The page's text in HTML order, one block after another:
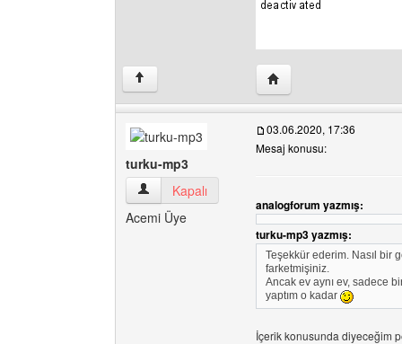
↑ Yazarın web sitesini
turku-mp3
turku-mp3 Kullanıcının profilini görüntüle
Kapalı
Acemi Üye
03.06.2020, 17:36
Mesaj konusu:
analogforum yazmış:
turku-mp3 yazmış:
Teşekkür ederim. Nasıl bir
farketmişiniz.
Ancak ev aynı ev, sadece
yaptım o kadar
İçerik konusunda diyeceğim